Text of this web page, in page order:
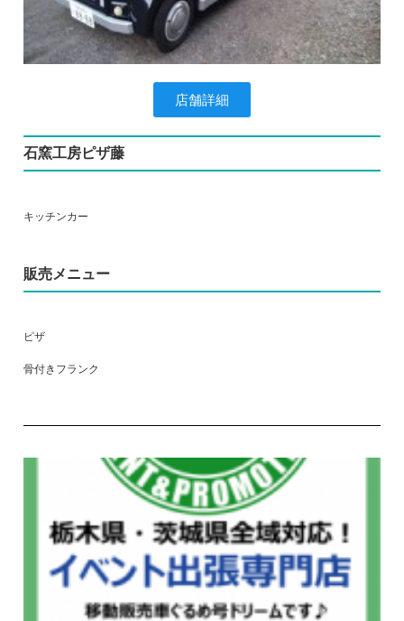
店舗詳細
石窯工房ピザ藤
キッチンカー
販売メニュー
ピザ
骨付きフランク